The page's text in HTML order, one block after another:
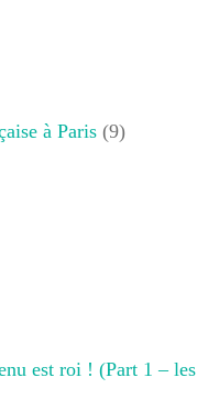
à Paris (9)
est roi ! (Part 1 – les